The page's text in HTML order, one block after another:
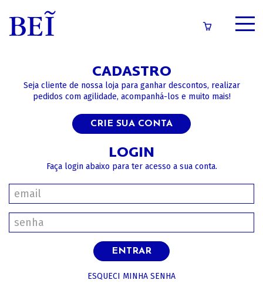
CATÁLOGO
CADASTRO
Seja cliente de nossa loja para ganhar descontos, realizar
pedidos com agilidade, acompanhá-los e muito mais!
CRIE SUA CONTA
LOGIN
Faça login abaixo para ter acesso a sua conta.
ENTRAR
ESQUECI MINHA SENHA